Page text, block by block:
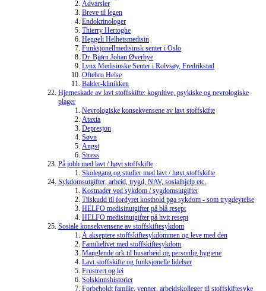
Advarsler
Breve til legen
Endokrinologer
Thierry Hertoghe
Heggeli Helhetsmedisin
Funksjonellmedisinsk senter i Oslo
Dr. Bjørn Johan Øverbye
Lynx Medisinske Senter i Rolvsøy, Fredrikstad
Oftebro Helse
Balder-klinikken
Hjerneskade av lavt stoffskifte: kognitive, psykiske og nevrologiske
plager
Nevrologiske konsekvensene av lavt stoffskifte
Ataxia
Depresjon
Søvn
Angst
Stress
På jobb med lavt / høyt stoffskifte
Skolegang og studier med lavt / høyt stoffskifte
Sykdomsutgifter, arbeid, trygd, NAV, sosialhjelp etc.
Kostnader ved sykdom / sygdomsutgifter
Tilskudd til fordyret kosthold pga sykdom - som trygdeytelse
HELFO medisinutgifter på blå resept
HELFO medisinutgifter på hvit resept
Sosiale konsekvensene av stoffskiftesykdom
Å akseptere stoffskiftesykdommen og leve med den
Familielivet med stoffskiftesykdom
Manglende ork til husarbeid og personlig hygiene
Lavt stoffskifte og funksjonelle lidelser
Frustrert og lei
Solskinnshistorier
Forbeholdt familie, venner, arbeidskolleger til stoffskiftesyke